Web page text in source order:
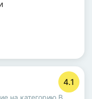
4.1
на категорию B